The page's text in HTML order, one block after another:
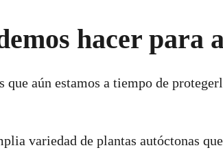
hacer para
que aún estamos a tiempo de
variedad de plantas autóctonas